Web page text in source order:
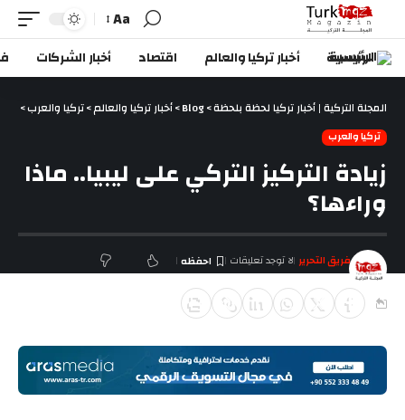
Aa
الرئيسية أخبار تركيا والعالم اقتصاد أخبار الشركات
المجلة التركية | أخبار تركيا لحظة بلحظة>
Blog
>أخبار تركيا والعالم>تركيا والعرب>
تركيا والعرب
زيادة التركيز التركي على ليبيا.. ماذا
وراءها؟
آخر تحديث ديسمبر 23, 2018 12:29 م
فريق التحرير لا توجد تعليقات